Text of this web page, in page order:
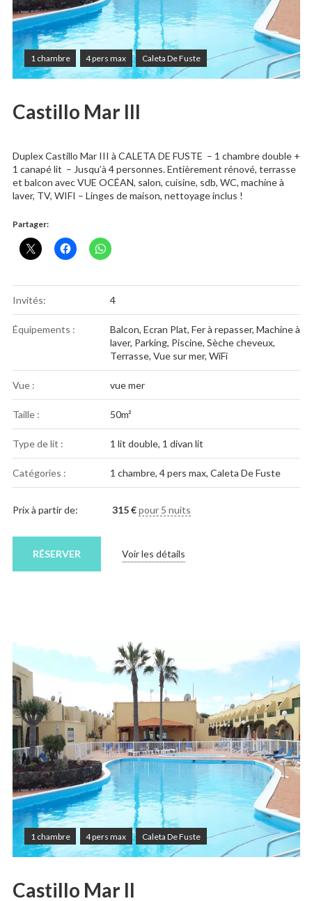
1 chambre 4 pers max Caleta De Fuste
Castillo Mar III
Duplex Castillo Mar III à CALETA DE FUSTE – 1 chambre double +
1 canapé lit – Jusqu’à 4 personnes. Entièrement rénové, terrasse
et balcon avec VUE OCÉAN, salon, cuisine, sdb, WC, machine à
laver, TV, WIFI – Linges de maison, nettoyage inclus !
Partager:
Invités: 4
Équipements : Balcon, Ecran Plat, Fer à repasser, Machine à
laver, Parking, Piscine, Sèche cheveux,
Terrasse, Vue sur mer, WiFi
Vue : vue mer
Taille : 50m²
Type de lit : 1 lit double, 1 divan lit
Catégories : 1 chambre, 4 pers max, Caleta De Fuste
Prix à partir de: 315€ pour 5 nuits
Voir les détails
RÉSERVER
1 chambre 4 pers max Caleta De Fuste
Castillo Mar II